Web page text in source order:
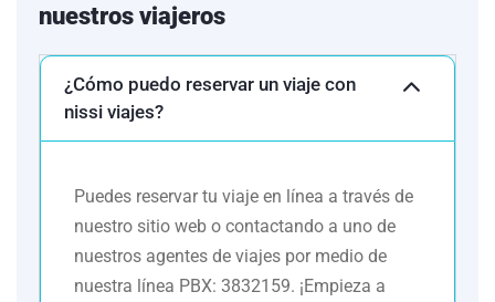
Turista
Hampton Inn Nearest Universal Orlando.
Holiday Inn Express & Suites Orlando.
Primera
Vista. (Desayuno incluido)
SpringHill Suites Orlando Convention Center.
(Desayuno incluido)
nuestros viajeros
¿Cómo puedo reservar un viaje con
nissi viajes?
Puedes reservar tu viaje en línea a través de
nuestro sitio web o contactando a uno de
nuestros agentes de viajes por medio de
nuestra línea PBX: 3832159. ¡Empieza a